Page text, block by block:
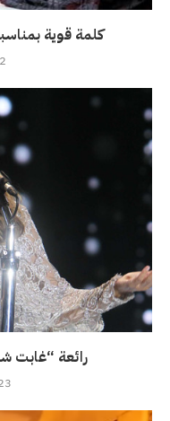
كلمة قوية
2 نوفمبر، 2017
رائعة “غابت
23